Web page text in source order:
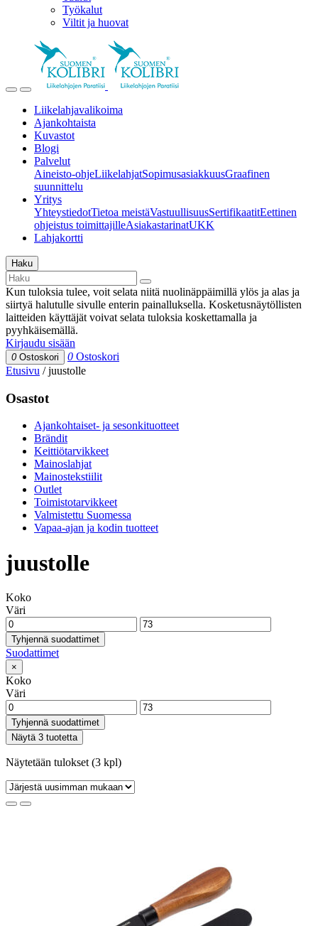
Työkalut
Viltit ja huovat
Liikelahjavalikoima
Ajankohtaista
Kuvastot
Blogi
Palvelut
Aineisto-ohjeLiikelahjatSopimusasiakkuusGraafinen
suunnittelu
Yritys
YhteystiedotTietoa meistäVastuullisuusSertifikaatitEettinen
ohjeistus toimittajilleAsiakastarinatUKK
Lahjakortti
Haku
Kun tuloksia tulee, voit selata niitä nuolinäppäimillä ylös ja alas ja
siirtyä halutulle sivulle enterin painalluksella. Kosketusnäytöllisten
laitteiden käyttäjät voivat selata tuloksia koskettamalla ja
pyyhkäisemällä.
Kirjaudu sisään
0 Ostoskori 0 Ostoskori
Etusivu /juustolle
Osastot
Ajankohtaiset- ja sesonkituotteet
Brändit
Keittiötarvikkeet
Mainoslahjat
Mainostekstiilit
Outlet
Toimistotarvikkeet
Valmistettu Suomessa
Vapaa-ajan ja kodin tuotteet
juustolle
Koko
Väri
Tyhjennä suodattimet
Suodattimet
×
Koko
Väri
Tyhjennä suodattimet
Näytä 3 tuotetta
Näytetään tulokset (3 kpl)